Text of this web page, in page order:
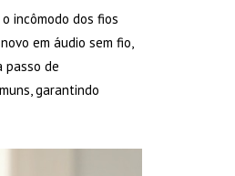
incômodo dos fios
em áudio sem fio,
passo de
garantindo